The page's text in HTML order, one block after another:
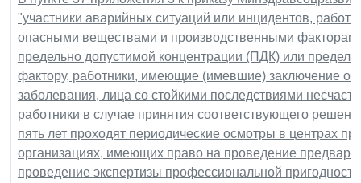
"участники аварийных ситуаций или инцидентов,
опасными веществами и производственными
предельно допустимой концентрации (ПДК) или
фактору, работники, имеющие (имевшие) заключение о
заболевания, лица со стойкими последствиями
работники в случае принятия соответствующего
пять лет проходят периодические осмотры в центрах
организациях, имеющих право на проведение
проведение экспертизы профессиональной